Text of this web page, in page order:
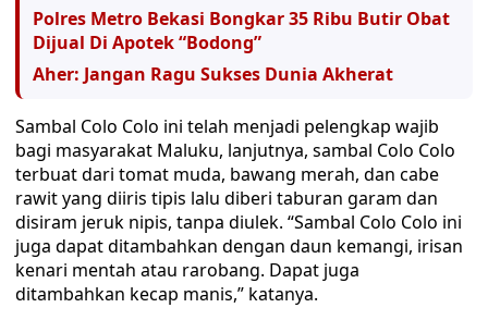
Polres Metro Bekasi Bongkar 35 Ribu Butir Obat
Dijual Di Apotek “Bodong”
Aher: Jangan Ragu Sukses Dunia Akherat
Sambal Colo Colo ini telah menjadi pelengkap wajib
bagi masyarakat Maluku, lanjutnya, sambal Colo Colo
terbuat dari tomat muda, bawang merah, dan cabe
rawit yang diiris tipis lalu diberi taburan garam dan
disiram jeruk nipis, tanpa diulek. “Sambal Colo Colo ini
juga dapat ditambahkan dengan daun kemangi, irisan
kenari mentah atau rarobang. Dapat juga
ditambahkan kecap manis,” katanya.